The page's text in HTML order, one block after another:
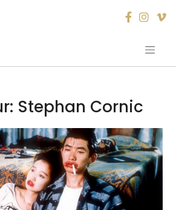
Stephan Cornic